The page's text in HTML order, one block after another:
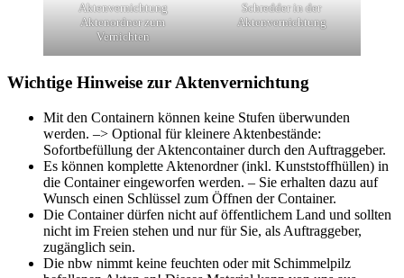
Aktenvernichtung
Aktenordner zum
Vernichten
Schredder in der
Aktenvernichtung
Wichtige Hinweise zur Aktenvernichtung
Mit den Containern können keine Stufen überwunden
werden. –> Optional für kleinere Aktenbestände:
Sofortbefüllung der Aktencontainer durch den Auftraggeber.
Es können komplette Aktenordner (inkl. Kunststoffhüllen) in
die Container eingeworfen werden. – Sie erhalten dazu auf
Wunsch einen Schlüssel zum Öffnen der Container.
Die Container dürfen nicht auf öffentlichem Land und sollten
nicht im Freien stehen und nur für Sie, als Auftraggeber,
zugänglich sein.
Die nbw nimmt keine feuchten oder mit Schimmelpilz